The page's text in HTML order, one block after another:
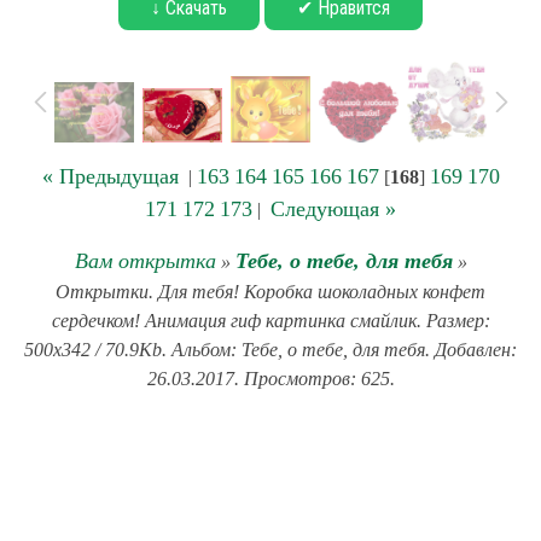
↓ Скачать ✔ Нравится
« Предыдущая| 163 164 165 166 167[168] 169 170
171 172 173 | Следующая »
Вам открытка» Тебе, о тебе, для тебя»
Открытки. Для тебя! Коробка шоколадных конфет
сердечком! Анимация гиф картинка смайлик. Размер:
500x342 / 70.9Kb. Альбом: Тебе, о тебе, для тебя. Добавлен:
26.03.2017. Просмотров: 625.